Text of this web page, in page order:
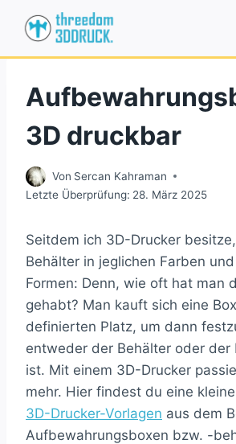
Inhalt
springen
3D druckbar
Von Sercan Kahraman
Letzte Überprüfung: 28. März 2025
Seitdem ich 3D-Drucker
Behälter in jeglichen Farben
Formen: Denn, wie oft hat man
gehabt? Man kauft sich eine
definierten Platz, um dann
entweder der Behälter oder der
ist. Mit einem 3D-Drucker
mehr. Hier findest du eine
3D-Drucker-Vorlagen aus dem
Aufbewahrungsboxen bzw. -